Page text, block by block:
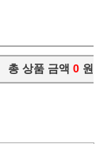
총 상품 금액 0 원